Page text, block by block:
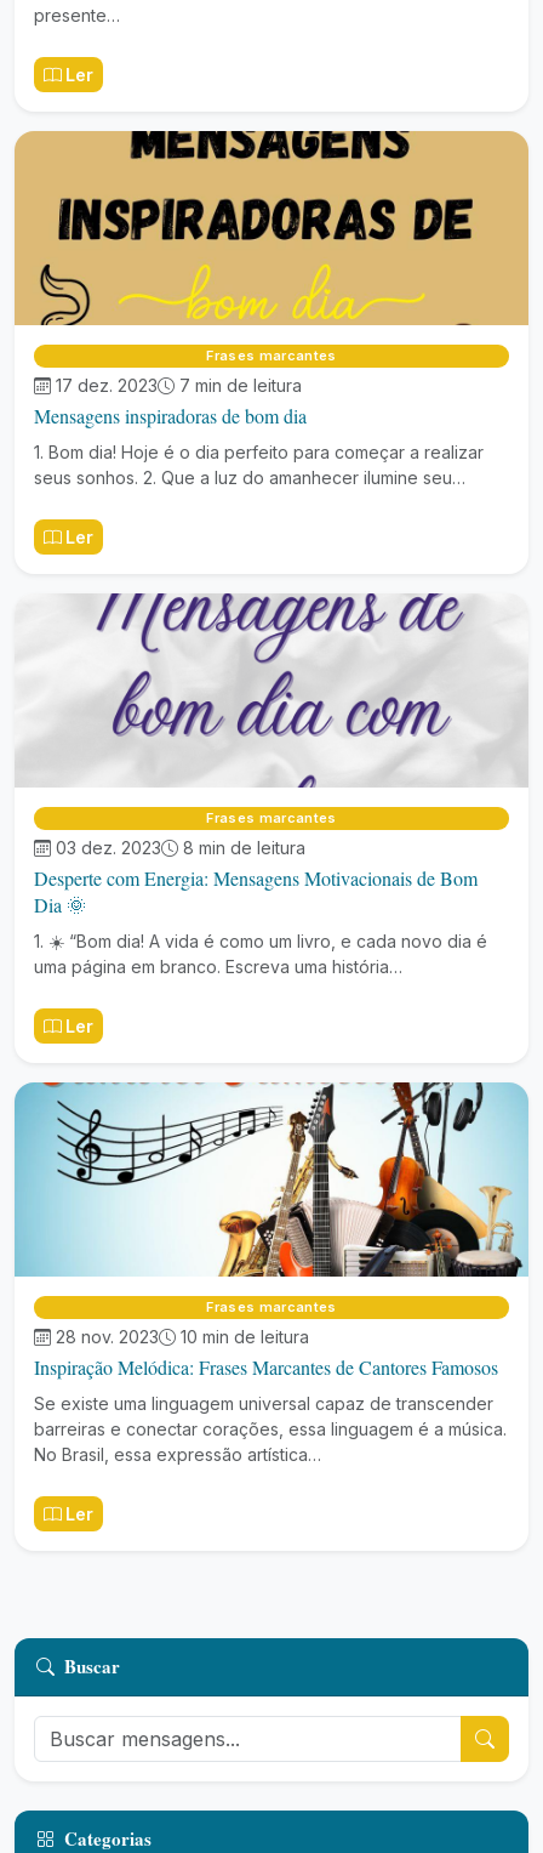
presente…
Ler
Frases marcantes
17 dez. 2023 7 min de leitura
Mensagens inspiradoras de bom dia
1. Bom dia! Hoje é o dia perfeito para começar a realizar
seus sonhos. 2. Que a luz do amanhecer ilumine seu…
Ler
Frases marcantes
03 dez. 2023 8 min de leitura
Desperte com Energia: Mensagens Motivacionais de Bom
Dia 🌞
1. ☀️ “Bom dia! A vida é como um livro, e cada novo dia é
uma página em branco. Escreva uma história…
Ler
Frases marcantes
28 nov. 2023 10 min de leitura
Inspiração Melódica: Frases Marcantes de Cantores Famosos
Se existe uma linguagem universal capaz de transcender
barreiras e conectar corações, essa linguagem é a música.
No Brasil, essa expressão artística…
Ler
Buscar
Categorias